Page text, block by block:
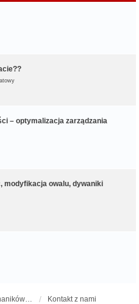
– optymalizacja zarządzania
modyfikacja owalu, dywaniki
Forum mechaników samochodowych Kontakt z nami